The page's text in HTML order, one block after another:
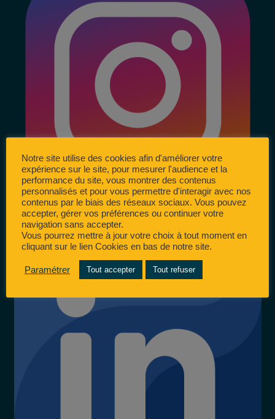
Notre site utilise des cookies afin d'améliorer votre
expérience sur le site, pour mesurer l'audience et la
performance du site, vous montrer des contenus
personnalisés et pour vous permettre d'interagir avec nos
contenus par le biais des réseaux sociaux. Vous pouvez
accepter, gérer vos préférences ou continuer votre
navigation sans accepter.
Vous pourrez mettre à jour votre choix à tout moment en
cliquant sur le lien Cookies en bas de notre site.
Paramétrer Tout accepter Tout refuser